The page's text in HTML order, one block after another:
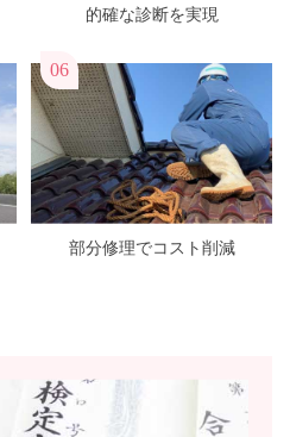
的確な診断を実現
06
部分修理でコスト削減